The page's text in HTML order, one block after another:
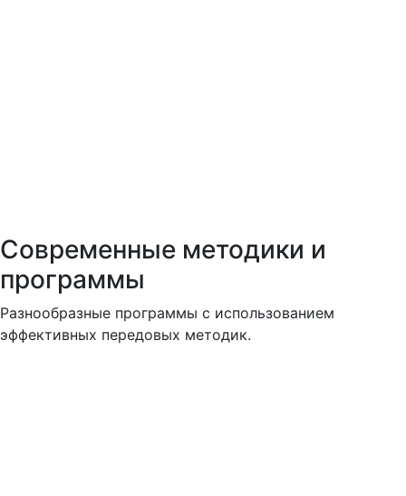
Современные методики и
программы
Разнообразные программы с использованием
эффективных передовых методик.